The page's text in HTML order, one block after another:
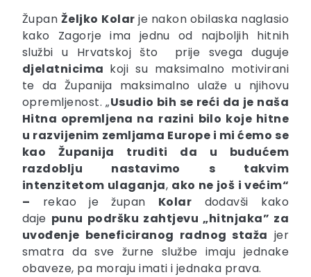
Župan Željko Kolar je nakon obilaska naglasio
kako Zagorje ima jednu od najboljih hitnih
službi u Hrvatskoj što prije svega duguje
djelatnicima koji su maksimalno motivirani
te da Županija maksimalno ulaže u njihovu
opremljenost. „Usudio bih se reći da je naša
Hitna opremljena na razini bilo koje hitne
u razvijenim zemljama Europe i mi ćemo se
kao Županija truditi da u budućem
razdoblju nastavimo s takvim
intenzitetom ulaganja, ako ne još i većim“
– rekao je župan Kolar dodavši kako
daje punu podršku zahtjevu „hitnjaka” za
uvođenje beneficiranog radnog staža jer
smatra da sve žurne službe imaju jednake
obaveze, pa moraju imati i jednaka prava.